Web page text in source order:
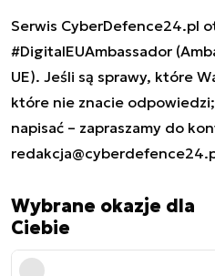
Serwis CyberDefence24.pl
#DigitalEUAmbassador
UE). Jeśli są sprawy, które
które nie znacie
napisać – zapraszamy do
Wybrane okazje dla
Ciebie